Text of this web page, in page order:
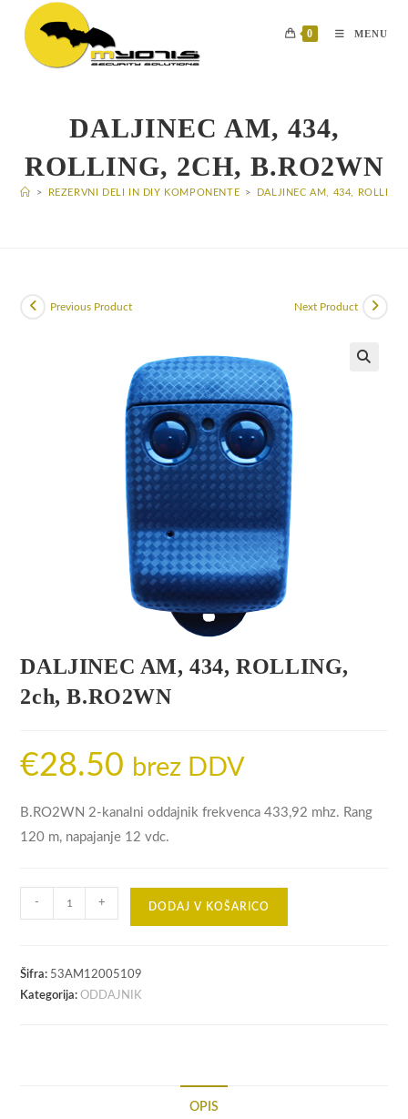
content
0 MENU
DALJINEC AM, 434,
ROLLING, 2CH, B.RO2WN
> REZERVNI DELI IN DIY KOMPONENTE > DALJINEC AM, 434,
Previous Product Next Product
DALJINEC AM, 434, ROLLING,
2ch, B.RO2WN
€28.50 brez DDV
B.RO2WN 2-kanalni oddajnik frekvenca 433,92 mhz. Rang
120 m, napajanje 12 vdc.
DALJINEC
AM,
ROLLING,
2ch,
- + DODAJ V KOŠARICO
Šifra: 53AM12005109
Kategorija:ODDAJNIK
OPIS